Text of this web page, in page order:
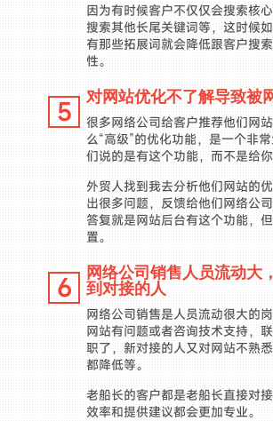
因为有时候客户不仅仅会搜索核
搜索其他长尾关键词等，这时候
有那些拓展词就会降低跟客户搜
性。
5 对网站优化不了解导致被
很多网络公司给客户推荐他们网
么“高级”的优化功能，是一个非
们说的是有这个功能，而不是给你
外贸人找到我去分析他们网站的
出很多问题，反馈给他们网络公
答复就是网站后台有这个功能，
置。
6
网络公司销售人员流动大
到对接的人
网络公司销售是人员流动很大的
网站有问题或者咨询技术支持，
职了，新对接的人又对网站不熟
都降低等。
老船长的客户都是老船长直接对
效率和提供建议都会更加专业。